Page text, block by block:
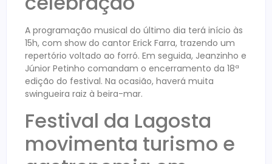
A programação musical do último dia terá início às
15h, com show do cantor Erick Farra, trazendo um
repertório voltado ao forró. Em seguida, Jeanzinho e
Júnior Petinho comandam o encerramento da 18ª
edição do festival. Na ocasião, haverá muita
swingueira raiz à beira-mar.
Festival da Lagosta
movimenta turismo e